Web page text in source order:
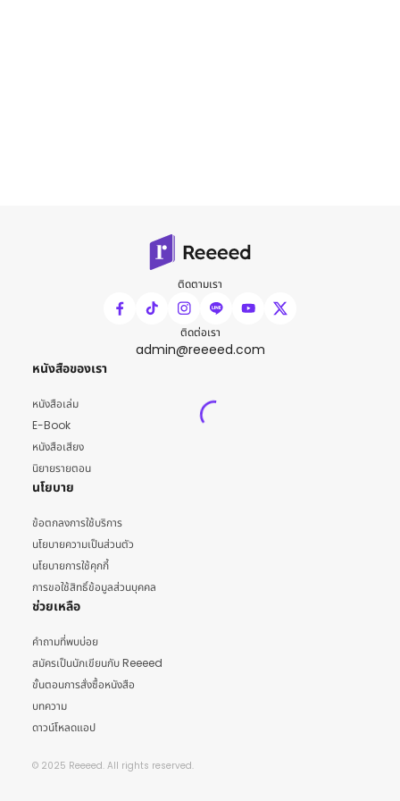
ติดตามเรา
ติดต่อเรา
admin@reeeed.com
หนังสือของเรา
หนังสือเล่ม
E-Book
หนังสือเสียง
นิยายรายตอน
นโยบาย
ข้อตกลงการใช้บริการ
นโยบายความเป็นส่วนตัว
นโยบายการใช้คุกกี้
การขอใช้สิทธิ์ข้อมูลส่วนบุคคล
ช่วยเหลือ
คำถามที่พบบ่อย
สมัครเป็นนักเขียนกับ Reeeed
ขั้นตอนการสั่งซื้อหนังสือ
บทความ
ดาวน์โหลดแอป
© 2025 Reeeed. All rights reserved.